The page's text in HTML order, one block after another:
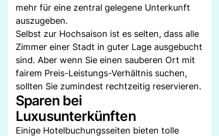
mehr für eine zentral gelegene Unterkunft
auszugeben.
Selbst zur Hochsaison ist es selten, dass alle
Zimmer einer Stadt in guter Lage ausgebucht
sind. Aber wenn Sie einen sauberen Ort mit
fairem Preis-Leistungs-Verhältnis suchen,
sollten Sie zumindest rechtzeitig reservieren.
Sparen bei
Luxusunterkünften
Einige Hotelbuchungsseiten bieten tolle